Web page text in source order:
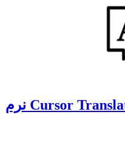
دانلود Cursor Translator 3.2 Build 512 نرم